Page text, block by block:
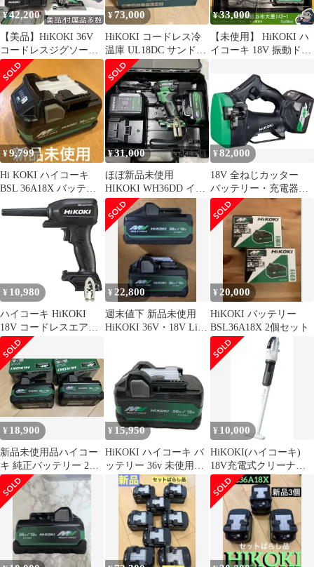
¥42,200
【美品】HiKOKI 36V
コードレスジグソー
CJ36DA バッテリー充
電器
¥73,000
HiKOKI コードレス冷
温庫 UL18DC サンドベ
ージュ
¥33,000
【未使用】 HiKOKI ハ
イコーキ 18V 振動ドラ
DV18DD(2XCZ) セット
品 【越谷店】
¥9,799
Hi KOKI ハイコーキ
BSL 36A18X バッテリ
¥31,000
ほぼ新品未使用
HIKOKI WH36DD イン
パクトドライバー
¥82,000
18V 全ねじカッター
バッテリー・充電器
ケース
CL18DSL(LXPKZ)
¥ 10,980
ハイコーキ HiKOKI
18V コードレスエアダ
スタ RA18DA(NNBL)
ストロングブラック 本
体のみ
¥ 22,800
週末値下 新品未使用
HiKOKI 36V・18V Li-
¥ 20,000
HiKOKI バッテリー
BSL36A18X 2個セット
¥ 18,900
新品未使用品ハイコー
キ 純正バッテリー 2個
セット BSL36A18X
¥ 15,950
HiKOKI ハイコーキ バ
ッテリー 36v 未使用品
BSL36A18X ブラック
¥ 10,000
HiKOKI(ハイコーキ)
18V充電式クリーナー
R18DC 充電器別売り